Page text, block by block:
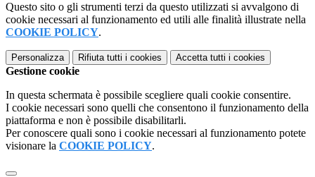
Questo sito o gli strumenti terzi da questo utilizzati si avvalgono di
cookie necessari al funzionamento ed utili alle finalità illustrate nella
COOKIE POLICY.
Personalizza Rifiuta tutti i cookies Accetta tutti i cookies
Gestione cookie
In questa schermata è possibile scegliere quali cookie consentire.
I cookie necessari sono quelli che consentono il funzionamento della
piattaforma e non è possibile disabilitarli.
Per conoscere quali sono i cookie necessari al funzionamento potete
visionare la COOKIE POLICY.